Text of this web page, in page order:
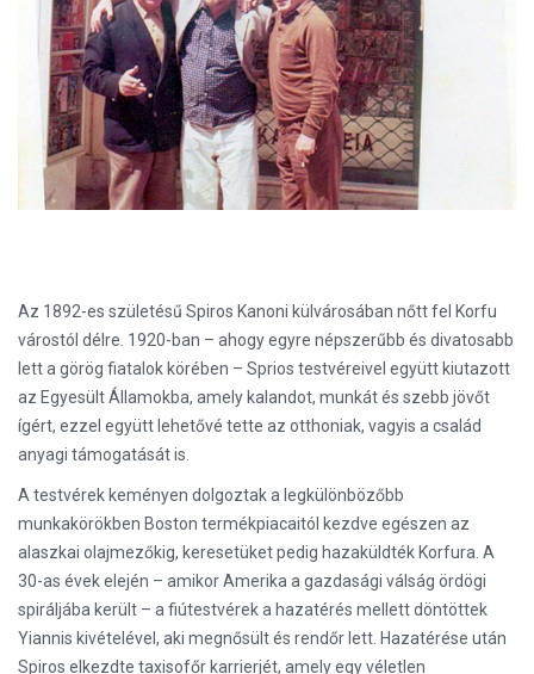
Az 1892-es születésű Spiros Kanoni külvárosában nőtt fel Korfu
várostól délre. 1920-ban – ahogy egyre népszerűbb és divatosabb
lett a görög fiatalok körében – Sprios testvéreivel együtt kiutazott
az Egyesült Államokba, amely kalandot, munkát és szebb jövőt
ígért, ezzel együtt lehetővé tette az otthoniak, vagyis a család
anyagi támogatását is.
A testvérek keményen dolgoztak a legkülönbözőbb
munkakörökben Boston termékpiacaitól kezdve egészen az
alaszkai olajmezőkig, keresetüket pedig hazaküldték Korfura. A
30-as évek elején – amikor Amerika a gazdasági válság ördögi
spiráljába került – a fiútestvérek a hazatérés mellett döntöttek
Yiannis kivételével, aki megnősült és rendőr lett. Hazatérése után
Spiros elkezdte taxisofőr karrierjét, amely egy véletlen